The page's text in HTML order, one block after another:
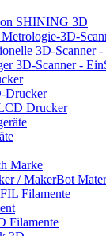
SHINING 3D
Metrologie-3D-
3D-Scanner -
3D-Scanner -
Drucker
Drucker
Marke
/ MakerBot
Filamente
Filamente